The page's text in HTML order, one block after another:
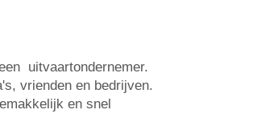
uitvaartondernemer.
vrienden en bedrijven.
en snel